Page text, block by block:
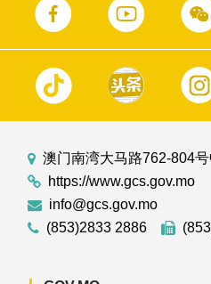
澳门南湾大马路762-804
https://www.gcs.gov.mo
info@gcs.gov.mo
(853)2833 2886